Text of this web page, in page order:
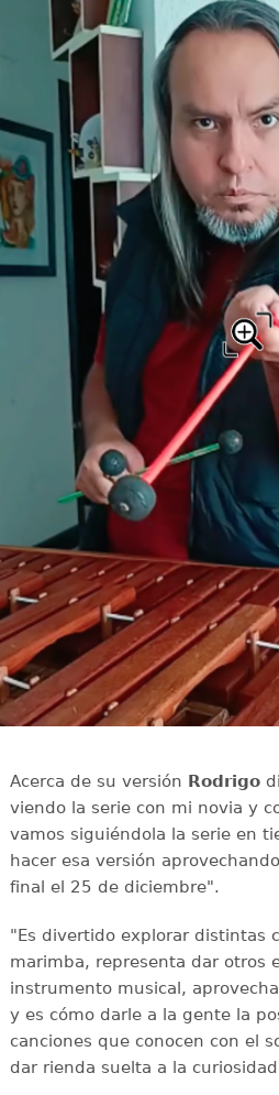
Acerca de su versión Rodrigo
viendo la serie con mi novia y
vamos siguiéndola la serie en
hacer esa versión
final el 25 de diciembre".
"Es divertido explorar distintas
marimba, representa dar otros
instrumento musical,
y es cómo darle a la gente la
canciones que conocen con el
dar rienda suelta a la